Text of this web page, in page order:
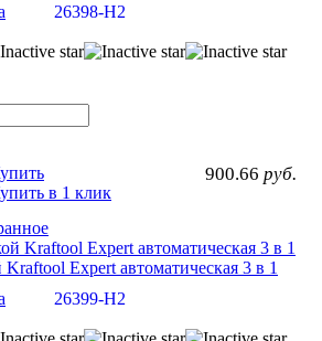
26398-H2
900.66 руб.
в 1 клик
Kraftool Expert автоматическая 3 в 1
26399-H2